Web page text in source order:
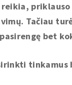
priklauso
Tačiau
bet
tinkamus